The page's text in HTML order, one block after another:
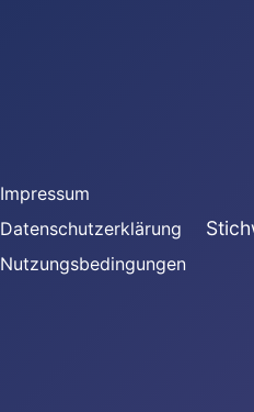
Impressum
Datenschutzerklärung
Nutzungsbedingungen